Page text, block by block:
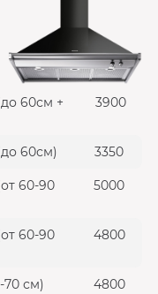
60см +
3900
60см) 3350
60-90
5000
60-90
4800
70 см) 4800